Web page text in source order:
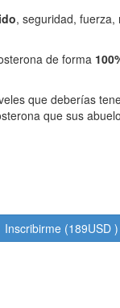
, seguridad,
de forma
que deberías
que sus
Inscribirme (189USD )